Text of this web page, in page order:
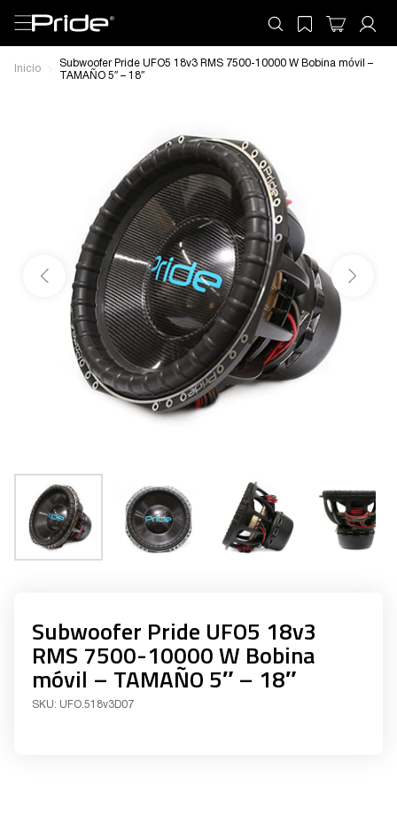
Inicio
Subwoofer Pride UFO5 18v3 RMS 7500-10000 W Bobina móvil –
TAMAÑO 5″ – 18″
Subwoofer Pride UFO5 18v3
RMS 7500-10000 W Bobina
móvil – TAMAÑO 5″ – 18″
SKU: UFO.518v3D07